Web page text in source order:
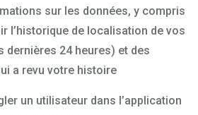
sur les données, y compris
l’historique de localisation de vos
dernières 24 heures) et des
a revu votre histoire
un utilisateur dans l’application